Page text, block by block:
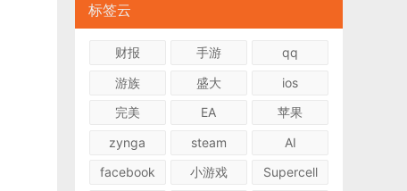
标签云
财报 手游
qq
游族
盛大
ios
完美
EA
苹果
zynga
steam
AI
facebook
小游戏
Supercell